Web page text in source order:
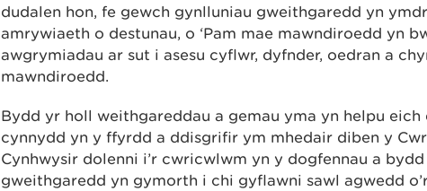
dudalen hon, fe gewch gynlluniau gweithgaredd yn
amrywiaeth o destunau, o ‘Pam mae mawndiroedd yn
awgrymiadau ar sut i asesu cyflwr, dyfnder, oedran a
mawndiroedd.
Bydd yr holl weithgareddau a gemau yma yn helpu eich
cynnydd yn y ffyrdd a ddisgrifir ym mhedair diben y
Cynhwysir dolenni i’r cwricwlwm yn y dogfennau a
gweithgaredd yn gymorth i chi gyflawni sawl agwedd